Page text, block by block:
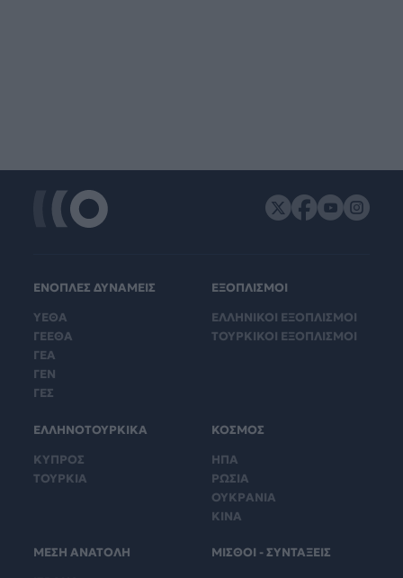
ΕΝΟΠΛΕΣ ΔΥΝΑΜΕΙΣ
ΥΕΘΑ
ΓΕΕΘΑ
ΓΕΑ
ΓΕΝ
ΓΕΣ
ΕΞΟΠΛΙΣΜΟΙ
ΕΛΛΗΝΙΚΟΙ ΕΞΟΠΛΙΣΜΟΙ
ΤΟΥΡΚΙΚΟΙ ΕΞΟΠΛΙΣΜΟΙ
ΕΛΛΗΝΟΤΟΥΡΚΙΚΑ
ΚΥΠΡΟΣ
ΤΟΥΡΚΙΑ
ΚΟΣΜΟΣ
ΗΠΑ
ΡΩΣΙΑ
ΟΥΚΡΑΝΙΑ
ΚΙΝΑ
ΜΕΣΗ ΑΝΑΤΟΛΗ
ΜΙΣΘΟΙ - ΣΥΝΤΑΞΕΙΣ